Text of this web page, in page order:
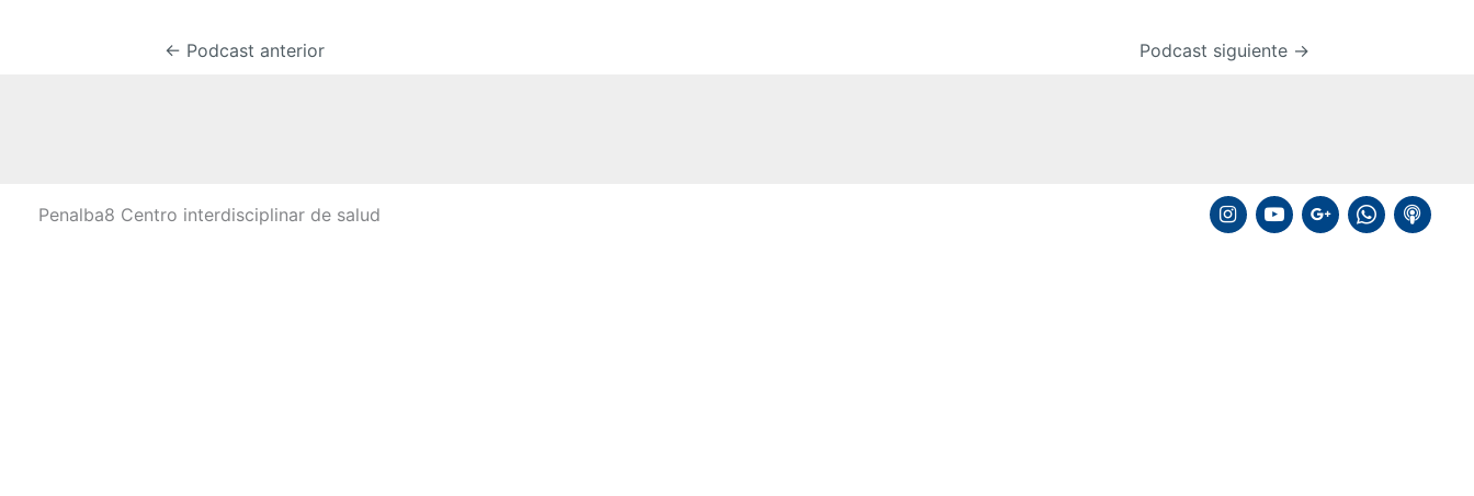
← Podcast anterior Podcast siguiente →
Penalba8 Centro interdisciplinar de salud instagramyoutubegooglewhatsapp
podcast